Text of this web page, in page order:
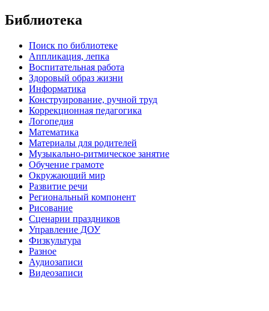
Библиотека
Поиск по библиотеке
Аппликация, лепка
Воспитательная работа
Здоровый образ жизни
Информатика
Конструирование, ручной труд
Коррекционная педагогика
Логопедия
Математика
Материалы для родителей
Музыкально-ритмическое занятие
Обучение грамоте
Окружающий мир
Развитие речи
Региональный компонент
Рисование
Сценарии праздников
Управление ДОУ
Физкультура
Разное
Аудиозаписи
Видеозаписи